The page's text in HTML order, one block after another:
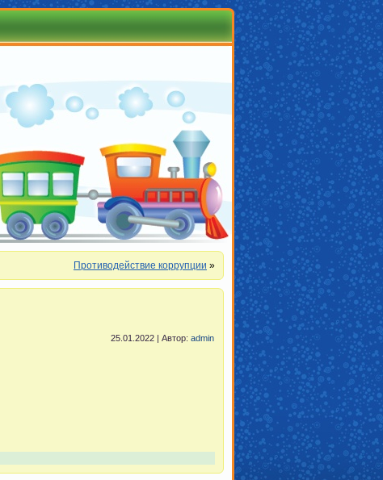
Противодействие коррупции »
25.01.2022 | Автор: admin